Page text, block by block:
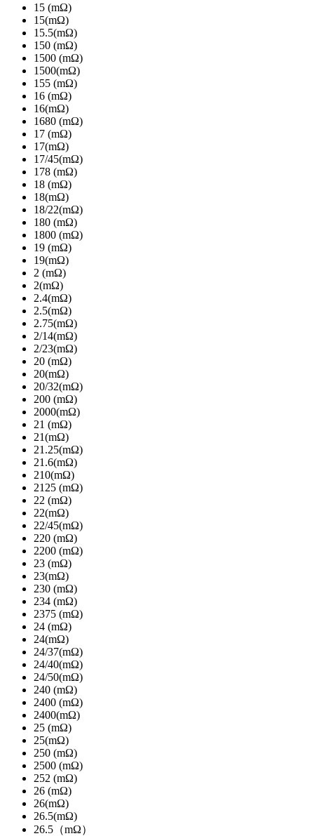
15 (mΩ)
15(mΩ)
15.5(mΩ)
150 (mΩ)
1500 (mΩ)
1500(mΩ)
155 (mΩ)
16 (mΩ)
16(mΩ)
1680 (mΩ)
17 (mΩ)
17(mΩ)
17/45(mΩ)
178 (mΩ)
18 (mΩ)
18(mΩ)
18/22(mΩ)
180 (mΩ)
1800 (mΩ)
19 (mΩ)
19(mΩ)
2 (mΩ)
2(mΩ)
2.4(mΩ)
2.5(mΩ)
2.75(mΩ)
2/14(mΩ)
2/23(mΩ)
20 (mΩ)
20(mΩ)
20/32(mΩ)
200 (mΩ)
2000(mΩ)
21 (mΩ)
21(mΩ)
21.25(mΩ)
21.6(mΩ)
210(mΩ)
2125 (mΩ)
22 (mΩ)
22(mΩ)
22/45(mΩ)
220 (mΩ)
2200 (mΩ)
23 (mΩ)
23(mΩ)
230 (mΩ)
234 (mΩ)
2375 (mΩ)
24 (mΩ)
24(mΩ)
24/37(mΩ)
24/40(mΩ)
24/50(mΩ)
240 (mΩ)
2400 (mΩ)
2400(mΩ)
25 (mΩ)
25(mΩ)
250 (mΩ)
2500 (mΩ)
252 (mΩ)
26 (mΩ)
26(mΩ)
26.5(mΩ)
26.5（mΩ）